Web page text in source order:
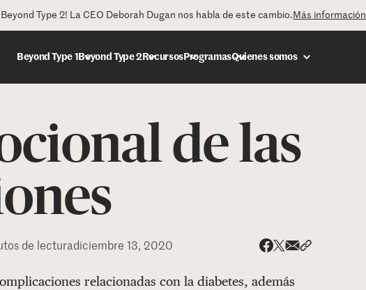
Type 2! La CEO Deborah Dugan nos habla de este cambio. Más información
Beyond Type 1 Beyond Type 2Recursos ProgramasQuienes somos
de las
de lecturadiciembre 13, 2020
relacionadas con la diabetes, además